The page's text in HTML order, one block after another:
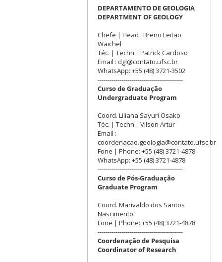
DEPARTAMENTO DE GEOLOGIA
DEPARTMENT OF GEOLOGY
Chefe | Head : Breno Leitão
Waichel
Téc. | Techn. : Patrick Cardoso
Email : dgl@contato.ufsc.br
WhatsApp: +55 (48) 3721-3502
-------------------------------------------
Curso de Graduação
Undergraduate Program
Coord. Liliana Sayuri Osako
Téc. | Techn. : Vilson Artur
Email :
coordenacao.geologia@contato.ufsc.br
Fone | Phone: +55 (48) 3721-4878
WhatsApp: +55 (48) 3721-4878
-------------------------------------------
Curso de Pós-Graduação
Graduate Program
Coord. Marivaldo dos Santos
Nascimento
Fone | Phone: +55 (48) 3721-4878
-------------------------------------------
Coordenação de Pesquisa
Coordinator of Research